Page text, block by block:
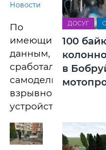
Новости
По
имеющимся
данным,
сработало
самодельное
взрывное
устройство.
ДОСУГ
100
в